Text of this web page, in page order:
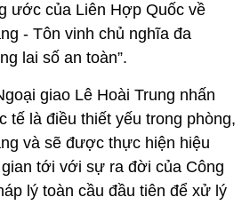
ước của Liên Hợp Quốc về
- Tôn vinh chủ nghĩa đa
lai số an toàn”.
giao Lê Hoài Trung nhấn
tế là điều thiết yếu trong phòng,
và sẽ được thực hiện hiệu
tới với sự ra đời của Công
lý toàn cầu đầu tiên để xử lý